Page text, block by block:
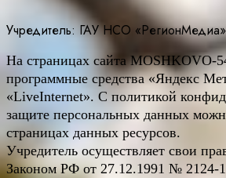
Учредитель: ГАУ НСО «РегионМедиа»
На страницах сайтаMOSHKOVO-
программные средства «Яндекс
«LiveInternet». С политикой
защите персональных данных
страницах данных ресурсов.
Учредитель осуществляет свои
Законом РФ от 27.12.1991 № 2124-